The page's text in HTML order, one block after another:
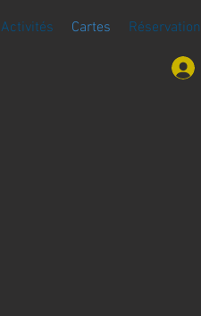
Activités Cartes Réservation